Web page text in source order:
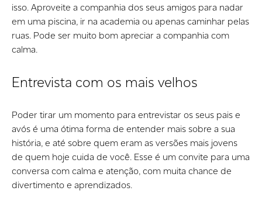
isso. Aproveite a companhia dos seus amigos para nadar
em uma piscina, ir na academia ou apenas caminhar pelas
ruas. Pode ser muito bom apreciar a companhia com
calma.
Entrevista com os mais velhos
Poder tirar um momento para entrevistar os seus pais e
avós é uma ótima forma de entender mais sobre a sua
história, e até sobre quem eram as versões mais jovens
de quem hoje cuida de você. Esse é um convite para uma
conversa com calma e atenção, com muita chance de
divertimento e aprendizados.